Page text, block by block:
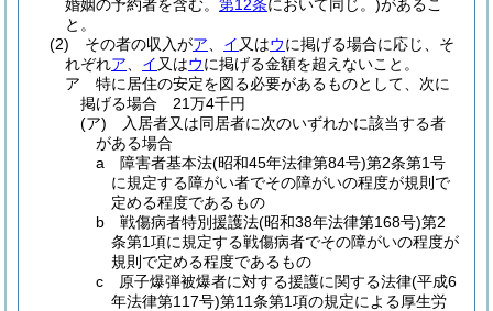
婚姻の予約者を含む。 第12条において同じ。)があるこ
と。
(2)
その者の収入がア イ 又はウに掲げる場合に応じ、そ
れぞれア イ 又はウに掲げる金額を超えないこと。
ア
特に居住の安定を図る必要があるものとして、次に
掲げる場合 21万4千円
(ア)
入居者又は同居者に次のいずれかに該当する者
がある場合
a
障害者基本法(昭和45年法律第84号)第2条第1号
に規定する障がい者でその障がいの程度が規則で
定める程度であるもの
b
戦傷病者特別援護法(昭和38年法律第168号)第2
条第1項に規定する戦傷病者でその障がいの程度が
規則で定める程度であるもの
c
原子爆弾被爆者に対する援護に関する法律(平成6
年法律第117号)第11条第1項の規定による厚生労